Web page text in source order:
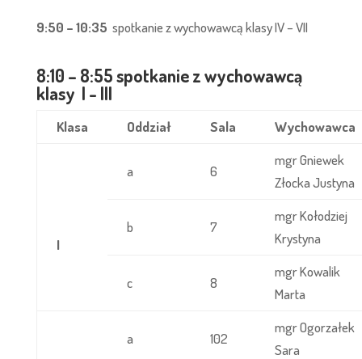
9:50 – 10:35 spotkanie z wychowawcą klasy IV – VII
8:10 – 8:55 spotkanie z wychowawcą
klasy I - III
Klasa Oddział Sala Wychowawca
I
a 6
mgr Gniewek
Złocka Justyna
b 7
mgr Kołodziej
Krystyna
c 8
mgr Kowalik
Marta
a 102
mgr Ogorzałek
Sara